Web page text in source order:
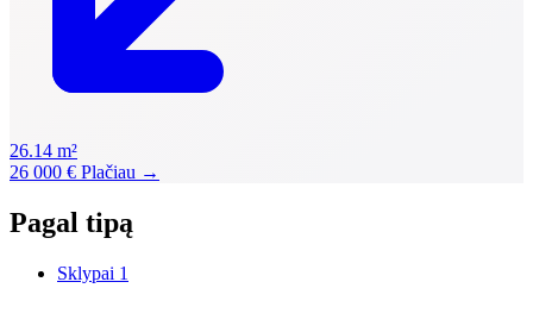
26.14 m²
26 000 € Plačiau →
Pagal tipą
Sklypai 1